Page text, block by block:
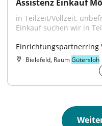
Assistenz Einkauf
in Teilzeit/Vollzeit,
Einkauf suchen wir in
Einrichtungspartnerring
Bielefeld, RaumGütersloh